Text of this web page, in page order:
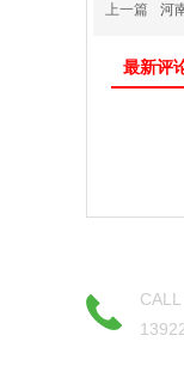
上一篇 河
最新评